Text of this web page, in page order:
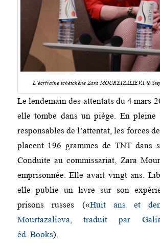
L’écrivaine tchétchène Zara MOURTAZALIEVA ©
Le lendemain des attentats du 4 mars
elle tombe dans un piège. En pleine
responsables de l’attentat, les forces
placent 196 grammes de TNT dans
Conduite au commissariat, Zara
emprisonnée. Elle avait vingt ans.
elle publie un livre sur son
prisons russes («Huit ans et
Mourtazalieva, traduit par
éd. Books).